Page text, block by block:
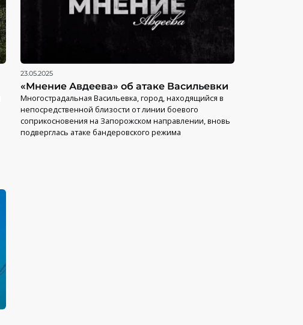
23.05.2025
«Мнение Авдеева» об атаке Васильевки
Многострадальная Васильевка, город, находящийся в
непосредственной близости от линии боевого
соприкосновения на Запорожском направлении, вновь
подверглась атаке бандеровского режима